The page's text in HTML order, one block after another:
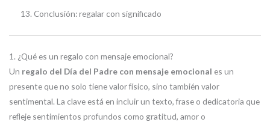
Conclusión: regalar con significado
1. ¿Qué es un regalo con mensaje emocional?
Un regalo del Día del Padre con mensaje emocional es un
presente que no solo tiene valor físico, sino también valor
sentimental. La clave está en incluir un texto, frase o dedicatoria que
refleje sentimientos profundos como gratitud, amor o